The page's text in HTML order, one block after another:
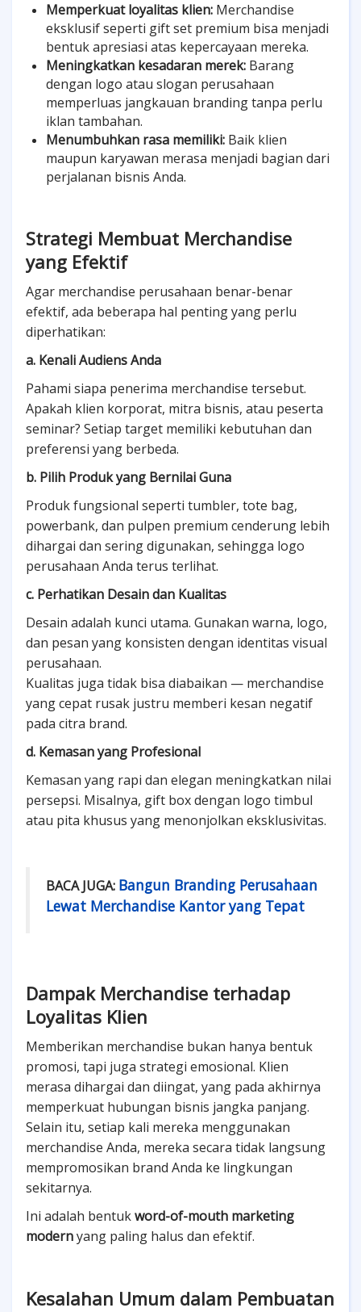
Memperkuat loyalitas klien: Merchandise
eksklusif seperti gift set premium bisa menjadi
bentuk apresiasi atas kepercayaan mereka.
Meningkatkan kesadaran merek: Barang
dengan logo atau slogan perusahaan
memperluas jangkauan branding tanpa perlu
iklan tambahan.
Menumbuhkan rasa memiliki: Baik klien
maupun karyawan merasa menjadi bagian dari
perjalanan bisnis Anda.
Strategi Membuat Merchandise
yang Efektif
Agar merchandise perusahaan benar-benar
efektif, ada beberapa hal penting yang perlu
diperhatikan:
a. Kenali Audiens Anda
Pahami siapa penerima merchandise tersebut.
Apakah klien korporat, mitra bisnis, atau peserta
seminar? Setiap target memiliki kebutuhan dan
preferensi yang berbeda.
b. Pilih Produk yang Bernilai Guna
Produk fungsional seperti tumbler, tote bag,
powerbank, dan pulpen premium cenderung lebih
dihargai dan sering digunakan, sehingga logo
perusahaan Anda terus terlihat.
c. Perhatikan Desain dan Kualitas
Desain adalah kunci utama. Gunakan warna, logo,
dan pesan yang konsisten dengan identitas visual
perusahaan.
Kualitas juga tidak bisa diabaikan — merchandise
yang cepat rusak justru memberi kesan negatif
pada citra brand.
d. Kemasan yang Profesional
Kemasan yang rapi dan elegan meningkatkan nilai
persepsi. Misalnya, gift box dengan logo timbul
atau pita khusus yang menonjolkan eksklusivitas.
BACA JUGA: Bangun Branding Perusahaan
Lewat Merchandise Kantor yang Tepat
Dampak Merchandise terhadap
Loyalitas Klien
Memberikan merchandise bukan hanya bentuk
promosi, tapi juga strategi emosional. Klien
merasa dihargai dan diingat, yang pada akhirnya
memperkuat hubungan bisnis jangka panjang.
Selain itu, setiap kali mereka menggunakan
merchandise Anda, mereka secara tidak langsung
mempromosikan brand Anda ke lingkungan
sekitarnya.
Ini adalah bentukword-of-mouth marketing
modernyang paling halus dan efektif.
Kesalahan Umum dalam Pembuatan